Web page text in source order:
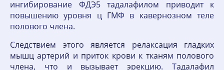
ингибирование ФДЭ5 тадалафилом приводит к
повышению уровня ц ГМФ в кавернозном теле
полового члена.
Следствием этого является релаксация гладких
мышц артерий и приток крови к тканям полового
члена, что и вызывает эрекцию. Тадалафил